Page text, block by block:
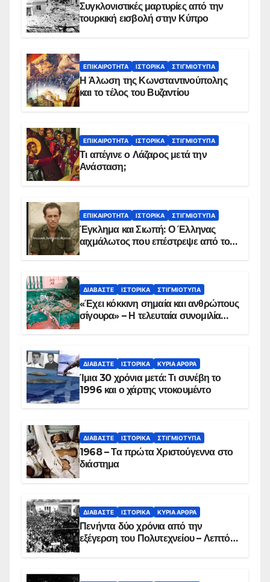
Συγκλονιστικές μαρτυρίες από την
τουρκική εισβολή στην Κύπρο
ΕΠΙΚΑΙΡΌΤΗΤΑ ΙΣΤΟΡΙΚΆ ΣΤΙΓΜΙΌΤΥΠΑ
Η Άλωση της Κωνσταντινούπολης
και το τέλος του Βυζαντίου
ΕΠΙΚΑΙΡΌΤΗΤΑ ΙΣΤΟΡΙΚΆ ΣΤΙΓΜΙΌΤΥΠΑ
Τι απέγινε ο Λάζαρος μετά την
Ανάσταση;
ΕΠΙΚΑΙΡΌΤΗΤΑ ΙΣΤΟΡΙΚΆ ΣΤΙΓΜΙΌΤΥΠΑ
Έγκλημα και Σιωπή: Ο Έλληνας
αιχμάλωτος που επέστρεψε από το
ΔΙΑΒΆΣΤΕ ΙΣΤΟΡΙΚΆ ΣΤΙΓΜΙΌΤΥΠΑ
«Έχει κόκκινη σημαία και ανθρώπους
σίγουρα» – Η τελευταία συνομιλία
ΔΙΑΒΆΣΤΕ ΙΣΤΟΡΙΚΆ ΚΥΡΙΑ ΑΡΘΡΑ
Ίμια 30 χρόνια μετά: Τι συνέβη το
1996 και ο χάρτης ντοκουμέντο
ΔΙΑΒΆΣΤΕ ΙΣΤΟΡΙΚΆ ΣΤΙΓΜΙΌΤΥΠΑ
1968 – Τα πρώτα Χριστούγεννα στο
διάστημα
ΔΙΑΒΆΣΤΕ ΙΣΤΟΡΙΚΆ ΚΥΡΙΑ ΑΡΘΡΑ
Πενήντα δύο χρόνια από την
εξέγερση του Πολυτεχνείου – Λεπτό